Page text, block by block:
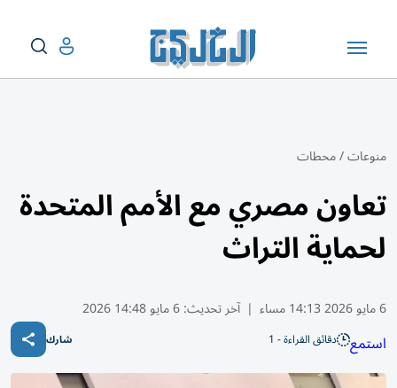
منوعات/محطات
تعاون مصري مع الأمم المتحدة
لحماية التراث
6 مايو 2026 14:13 مساء | آخر تحديث:6 مايو 14:48 2026
استمع دقائق القراءة - 1 شارك